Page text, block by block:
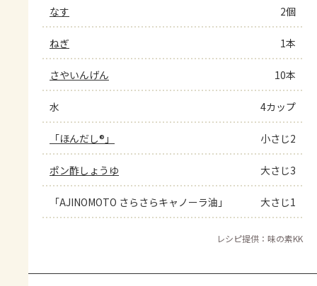
なす 2個
ねぎ 1本
さやいんげん 10本
水 4カップ
「ほんだし®」 小さじ2
ポン酢しょうゆ 大さじ3
「AJINOMOTO さらさらキャノーラ油」 大さじ1
レシピ提供：味の素KK